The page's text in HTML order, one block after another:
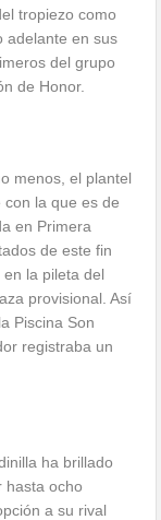
tropiezo como
adelante en sus
del grupo
de Honor.
menos, el plantel
con la que es de
en Primera
de este fin
la pileta del
provisional. Así
Piscina Son
registraba un
ha brillado
hasta ocho
a su rival